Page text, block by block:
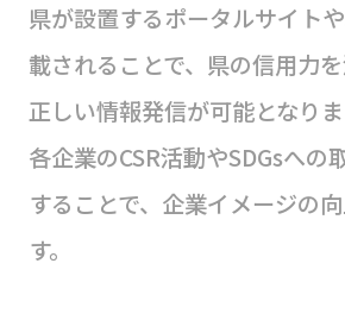
県が設置するポータルサイト
載されることで、県の信用力
正しい情報発信が可能となりま
各企業のCSR活動やSDGsへの
することで、企業イメージの
す。